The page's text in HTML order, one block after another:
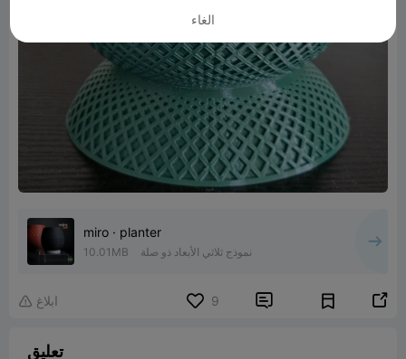
miro · planter
10.01MB نموذج ثلاثي الأبعاد ذو صلة
 ابلاغ 9  
تعليق
الغاء